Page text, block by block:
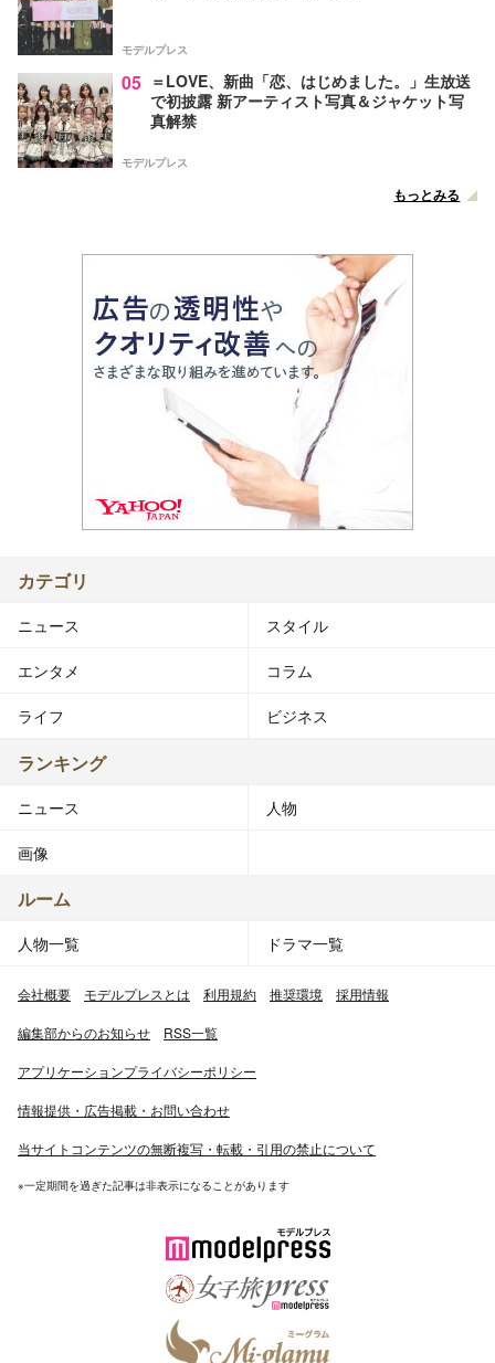
モデルプレス
05 ＝LOVE、新曲「恋、はじめました。」生放送
で初披露 新アーティスト写真＆ジャケット写
真解禁
モデルプレス
もっとみる
カテゴリ
ニュース スタイル
エンタメ コラム
ライフ ビジネス
ランキング
ニュース 人物
画像
ルーム
人物一覧 ドラマ一覧
会社概要 モデルプレスとは 利用規約 推奨環境 採用情報
編集部からのお知らせ RSS一覧
アプリケーションプライバシーポリシー
情報提供・広告掲載・お問い合わせ
当サイトコンテンツの無断複写・転載・引用の禁止について
※一定期間を過ぎた記事は非表示になることがあります